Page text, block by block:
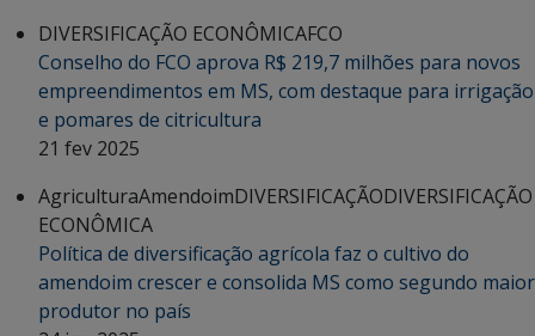
DIVERSIFICAÇÃO ECONÔMICAFCO
Conselho do FCO aprova R$ 219,7 milhões para novos
empreendimentos em MS, com destaque para irrigação
e pomares de citricultura
21 fev 2025
AgriculturaAmendoimDIVERSIFICAÇÃODIVERSIFICAÇÃO
ECONÔMICA
Política de diversificação agrícola faz o cultivo do
amendoim crescer e consolida MS como segundo maior
produtor no país